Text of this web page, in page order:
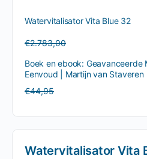
was:
€7,50.
is:
€7,12.
Watervitalisator Vita Blue 32
€2.783,00Oorspronkelijke
was:
€2.783,00.
Huidige
is:
€2.643,85.
Boek en ebook: Geavanceerde
Eenvoud | Martijn van Staveren
€44,95Oorspronkelijke
Huidige
Watervitalisator Vita